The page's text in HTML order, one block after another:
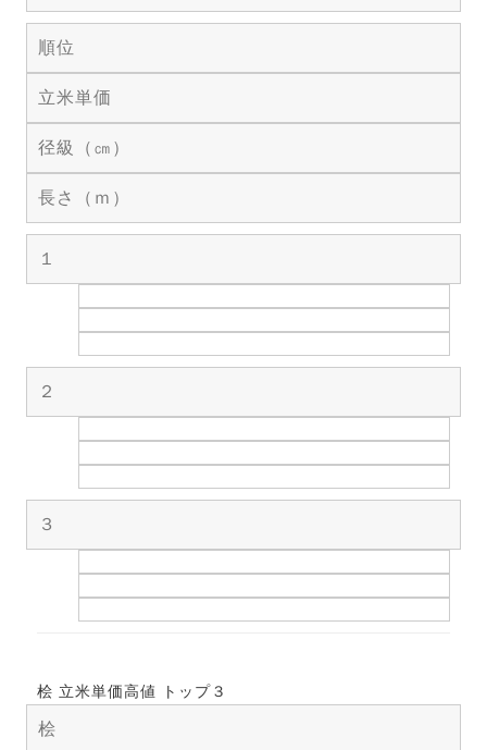
順位
立米単価
径級（㎝）
長さ（ｍ）
１
２
３
桧 立米単価高値 トップ３
桧